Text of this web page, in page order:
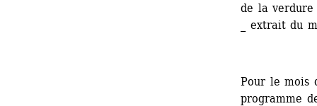
de la
_ extrait du
Pour le mois
programme